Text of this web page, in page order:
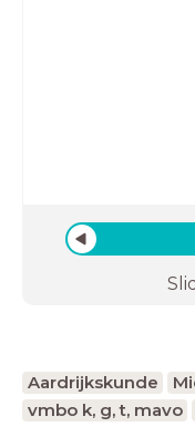
Aardrijkskunde
vmbo k, g, t, mavo